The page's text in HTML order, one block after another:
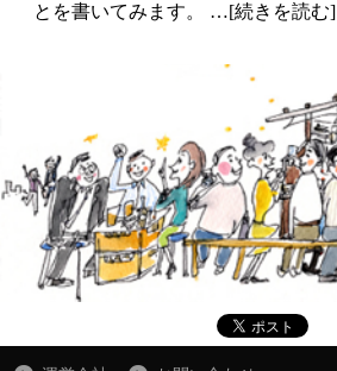
とを書いてみます。 …[続きを読む]